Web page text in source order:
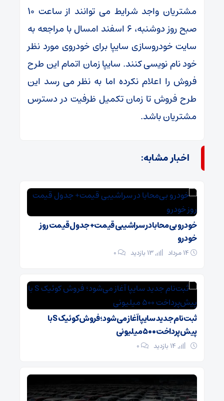
مشتریان واجد شرایط می توانند از ساعت ۱۰
صبح روز دوشنبه، ۶ اسفند امسال با مراجعه به
سایت خودروسازی سایپا برای خودروی مورد نظر
خود نام نویسی کنند. سایپا زمان اتمام این طرح
فروش را اعلام نکرده اما به نظر می رسد این
طرح فروش تا زمان تکمیل ظرفیت در دسترس
مشتریان باشد.
اخبار مشابه:
خودرو بی‌محابا در سراشیبی قیمت+ جدول قیمت روز
خودرو
۰
ثبت‌نام جدید سایپا آغاز می‌شود؛ فروش کوئیک S با
پیش‌پرداخت ۵۰۰ میلیونی
۰